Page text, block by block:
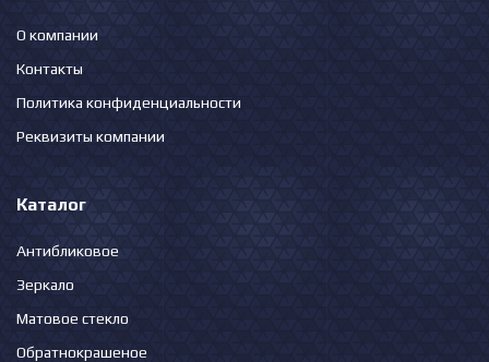
О компании
Контакты
Политика конфиденциальности
Реквизиты компании
Каталог
Антибликовое
Зеркало
Матовое стекло
Обратнокрашеное